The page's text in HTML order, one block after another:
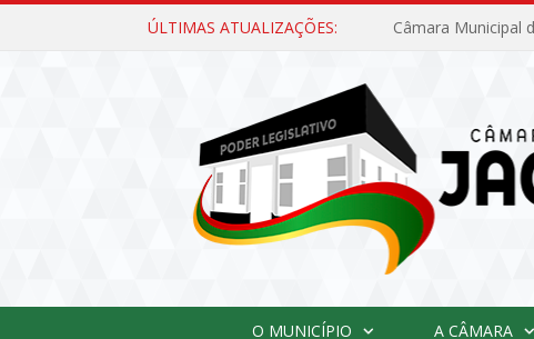
ÚLTIMAS ATUALIZAÇÕES:
O MUNICÍPIO A CÂMARA